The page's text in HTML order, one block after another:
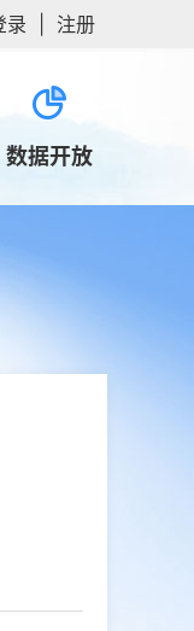
录 注册
数据开放